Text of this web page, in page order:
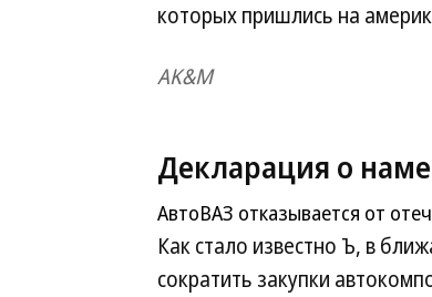
которых пришлись на
AK&M
Декларация о
АвтоВАЗ отказывается от
Как стало известно Ъ, в
сократить закупки